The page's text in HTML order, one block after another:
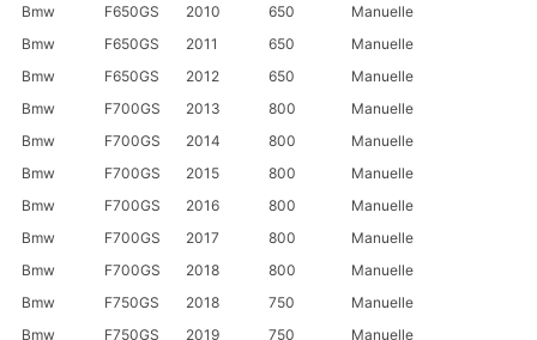
Bmw
F650GS 2010 650
Manuelle
Bmw
F650GS 2011 650
Manuelle
Bmw
F650GS 2012 650
Manuelle
Bmw
F700GS 2013 800
Manuelle
Bmw
F700GS 2014 800
Manuelle
Bmw
F700GS 2015 800
Manuelle
Bmw
F700GS 2016 800
Manuelle
Bmw
F700GS 2017 800
Manuelle
Bmw
F700GS 2018 800
Manuelle
Bmw
F750GS 2018 750
Manuelle
Bmw
F750GS 2019 750
Manuelle